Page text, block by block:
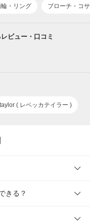
・リング ブローチ・コ
ビュー・口コミ
( レベッカテイラー )
きる？